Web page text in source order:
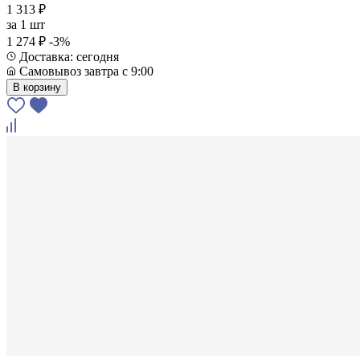
1 313 ₽
за 1 шт
1 274 ₽ -3%
Доставка: сегодня
Самовывоз завтра с 9:00
В корзину